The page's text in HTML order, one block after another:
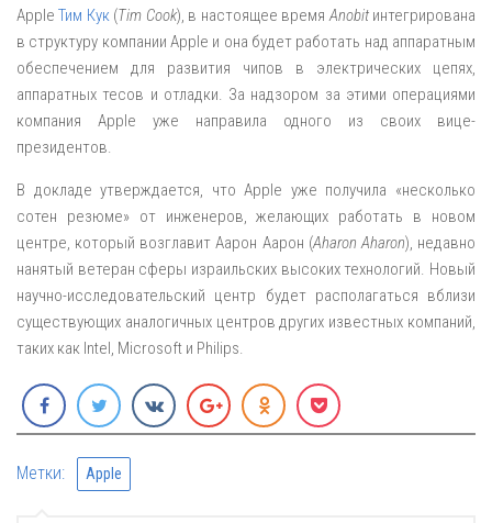
AppleТим Кук (Tim Cook), в настоящее время Anobitинтегрирована
в структуру компании Apple и она будет работать над аппаратным
обеспечением для развития чипов в электрических цепях,
аппаратных тесов и отладки. За надзором за этими операциями
компания Apple уже направила одного из своих вице-
президентов.
В докладе утверждается, что Apple уже получила «несколько
сотен резюме» от инженеров, желающих работать в новом
центре, который возглавит Аарон Аарон (Aharon Aharon), недавно
нанятый ветеран сферы израильских высоких технологий. Новый
научно-исследовательский центр будет располагаться вблизи
существующих аналогичных центров других известных компаний,
таких как Intel, Microsoft и Philips.
Метки: Apple